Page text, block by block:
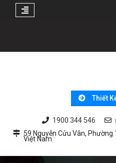
content
Thiết
1900 344 546
59 Nguyễn Cửu Vân, Phường
Việt Nam